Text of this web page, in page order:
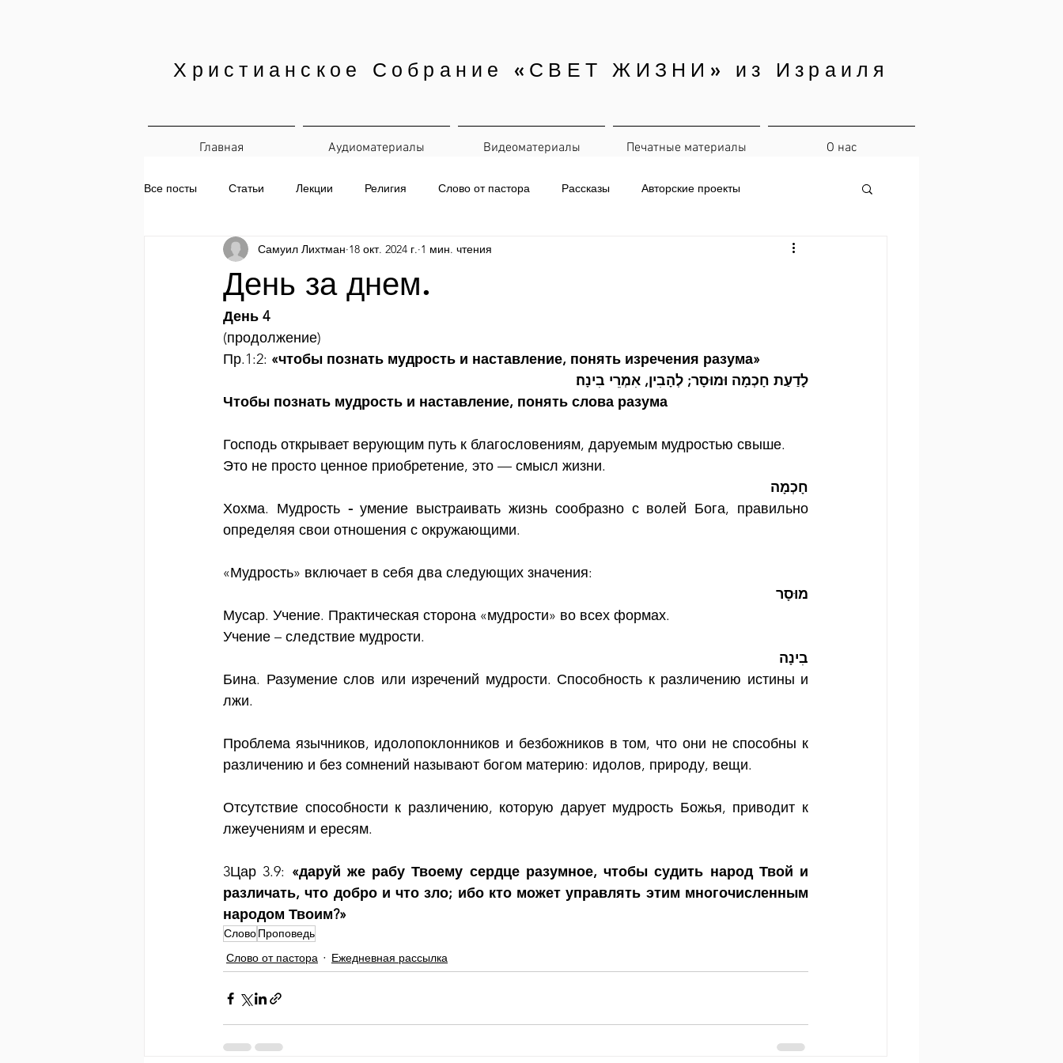
Христианское Собрание «СВЕТ ЖИЗНИ» из Израиля
Главная Аудиоматериалы Видеоматериалы Печатные материалы О нас
Все посты Статьи Лекции Религия Слово от пастора Рассказы Авторские проекты
Печатные материалы Ежедневная рассылка
День за днем.
Самуил Лихтман 18 окт. 2024 г. 1 мин. чтения
День 4
(продолжение)
Пр.1:2: «чтобы познать мудрость и наставление, понять изречения разума»
לָדַעַת חָכְמָה וּמוּסָר; לְהָבִין, אִמְרֵי בִינָה׃
Чтобы познать мудрость и наставление, понять слова разума
Господь открывает верующим путь к благословениям, даруемым мудростью свыше.
Это не просто ценное приобретение, это — смысл жизни.
חָכְמָה
Хохма. Мудрость - умение выстраивать жизнь сообразно с волей Бога, правильно
определяя свои отношения с окружающими.
«Мудрость» включает в себя два следующих значения:
מוּסָר
Мусар. Учение. Практическая сторона «мудрости» во всех формах.
Учение – следствие мудрости.
בִינָה
Бина. Разумение слов или изречений мудрости. Способность к различению истины и
лжи.
Проблема язычников, идолопоклонников и безбожников в том, что они не способны к
различению и без сомнений называют богом материю: идолов, природу, вещи.
Отсутствие способности к различению, которую дарует мудрость Божья, приводит к
лжеучениям и ересям.
3Цар 3.9: «даруй же рабу Твоему сердце разумное, чтобы судить народ Твой и
различать, что добро и что зло; ибо кто может управлять этим многочисленным
народом Твоим?»
СловоПроповедь
Слово от пастора
Ежедневная рассылка